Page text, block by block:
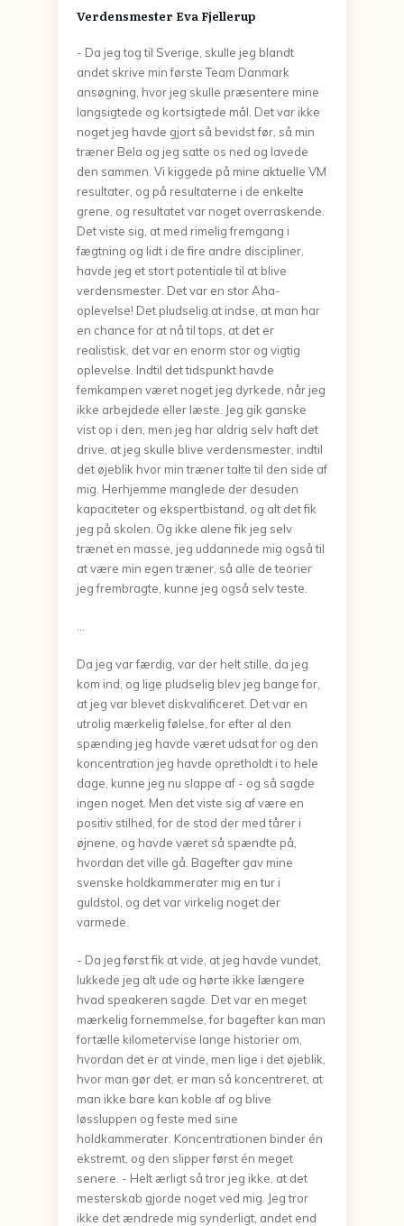
Verdensmester Eva Fjellerup
- Da jeg tog til Sverige, skulle jeg blandt
andet skrive min første Team Danmark
ansøgning, hvor jeg skulle præsentere mine
langsigtede og kortsigtede mål. Det var ikke
noget jeg havde gjort så bevidst før, så min
træner Bela og jeg satte os ned og lavede
den sammen. Vi kiggede på mine aktuelle VM
resultater, og på resultaterne i de enkelte
grene, og resultatet var noget overraskende.
Det viste sig, at med rimelig fremgang i
fægtning og lidt i de fire andre discipliner,
havde jeg et stort potentiale til at blive
verdensmester. Det var en stor Aha-
oplevelse! Det pludselig at indse, at man har
en chance for at nå til tops, at det er
realistisk, det var en enorm stor og vigtig
oplevelse. Indtil det tidspunkt havde
femkampen været noget jeg dyrkede, når jeg
ikke arbejdede eller læste. Jeg gik ganske
vist op i den, men jeg har aldrig selv haft det
drive, at jeg skulle blive verdensmester, indtil
det øjeblik hvor min træner talte til den side af
mig. Herhjemme manglede der desuden
kapaciteter og ekspertbistand, og alt det fik
jeg på skolen. Og ikke alene fik jeg selv
trænet en masse, jeg uddannede mig også til
at være min egen træner, så alle de teorier
jeg frembragte, kunne jeg også selv teste.
Da jeg var færdig, var der helt stille, da jeg
kom ind, og lige pludselig blev jeg bange for,
at jeg var blevet diskvalificeret. Det var en
utrolig mærkelig følelse, for efter al den
spænding jeg havde været udsat for og den
koncentration jeg havde opretholdt i to hele
dage, kunne jeg nu slappe af - og så sagde
ingen noget. Men det viste sig af være en
positiv stilhed, for de stod der med tårer i
øjnene, og havde været så spændte på,
hvordan det ville gå. Bagefter gav mine
svenske holdkammerater mig en tur i
guldstol, og det var virkelig noget der
varmede.
- Da jeg først fik at vide, at jeg havde vundet,
lukkede jeg alt ude og hørte ikke længere
hvad speakeren sagde. Det var en meget
mærkelig fornemmelse, for bagefter kan man
fortælle kilometervise lange historier om,
hvordan det er at vinde, men lige i det øjeblik,
hvor man gør det, er man så koncentreret, at
man ikke bare kan koble af og blive
løssluppen og feste med sine
holdkammerater. Koncentrationen binder én
ekstremt, og den slipper først én meget
senere. - Helt ærligt så tror jeg ikke, at det
mesterskab gjorde noget ved mig. Jeg tror
ikke det ændrede mig synderligt, andet end